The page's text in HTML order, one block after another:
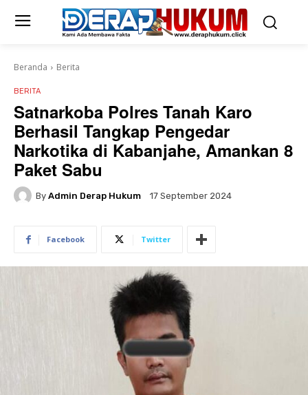
Beranda Berita
BERITA
Satnarkoba Polres Tanah Karo
Berhasil Tangkap Pengedar
Narkotika di Kabanjahe, Amankan 8
Paket Sabu
By Admin Derap Hukum 17 September 2024
Facebook Twitter